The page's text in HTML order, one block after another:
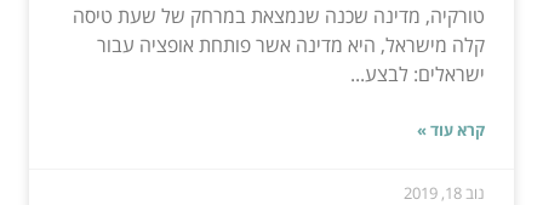
טורקיה, מדינה שכנה שנמצאת במרחק של שעת טיסה
קלה מישראל, היא מדינה אשר פותחת אופציה עבור
ישראלים: לבצע...
קרא עוד »
נוב 18, 2019